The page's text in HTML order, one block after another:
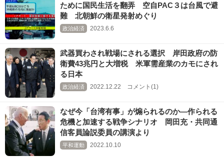
ために国民生活を翻弄 空自PAC３は台風で避
難 北朝鮮の衛星発射めぐり
政治経済 2023.6.6
武器買わされ戦場にされる選択 岸田政府の防
衛費43兆円と大増税 米軍需産業のカモにされ
る日本
政治経済 2022.12.22 コメント(1)
なぜ今「台湾有事」が煽られるのか―作られる
危機と加速する戦争シナリオ 岡田充・共同通
信客員論説委員の講演より
平和運動 2022.10.10